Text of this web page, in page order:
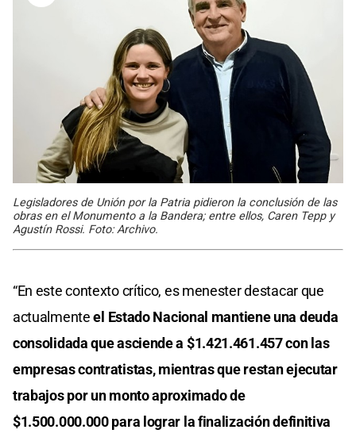
Legisladores de Unión por la Patria pidieron la conclusión de las
obras en el Monumento a la Bandera; entre ellos, Caren Tepp y
Agustín Rossi. Foto: Archivo.
“En este contexto crítico, es menester destacar que
actualmenteel Estado Nacional mantiene una deuda
consolidada que asciende a $1.421.461.457 con las
empresas contratistas, mientras que restan ejecutar
trabajos por un monto aproximado de
$1.500.000.000 para lograr la finalización definitiva